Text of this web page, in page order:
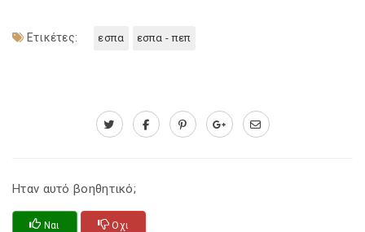
Ετικέτες: εσπα εσπα - πεπ
Ηταν αυτό βοηθητικό;
Ναι Οχι